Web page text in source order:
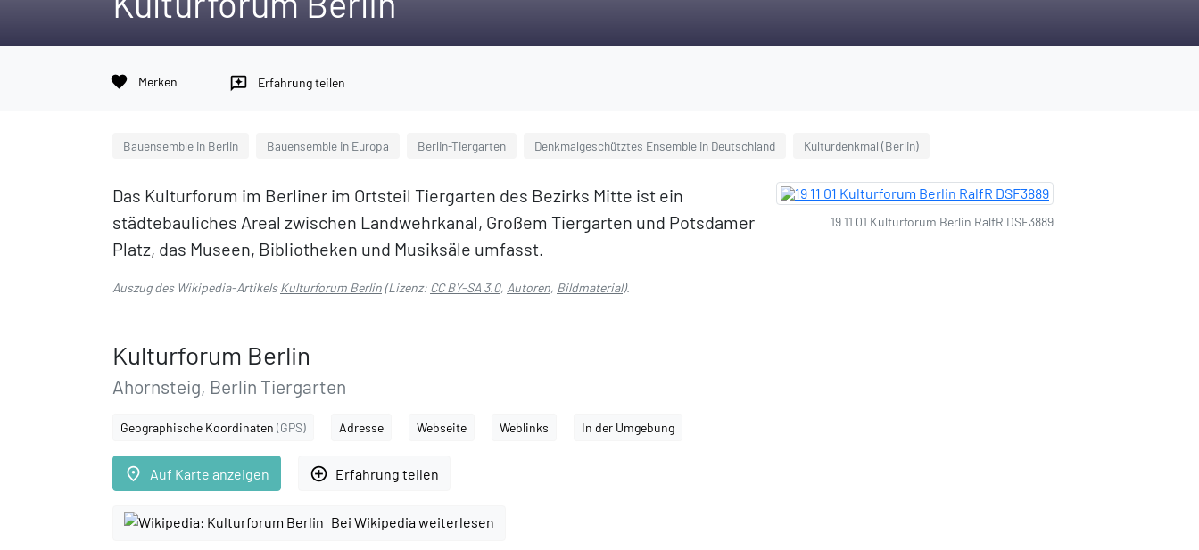
favorite Merken reviews Erfahrung teilen
Bauensemble in Berlin Bauensemble in Europa Berlin-Tiergarten Denkmalgeschütztes Ensemble in Deutschland Kulturdenkmal (Berlin)
Das Kulturforum im Berliner im Ortsteil Tiergarten des Bezirks Mitte ist ein
städtebauliches Areal zwischen Landwehrkanal, Großem Tiergarten und Potsdamer
Platz, das Museen, Bibliotheken und Musiksäle umfasst.
Auszug des Wikipedia-ArtikelsKulturforum Berlin(Lizenz: CC BY-SA 3.0, Autoren, Bildmaterial).
Kulturforum Berlin
Ahornsteig, Berlin Tiergarten
Geographische Koordinaten (GPS) Adresse Webseite Weblinks In der Umgebung
place Auf Karte anzeigen add_circle_outline Erfahrung teilen
Bei Wikipedia weiterlesen
19 11 01 Kulturforum Berlin RalfR DSF3889